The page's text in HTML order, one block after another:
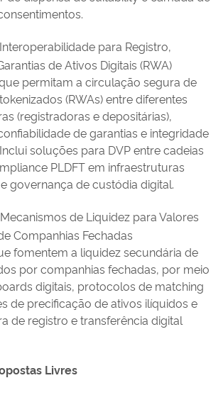
para Registro,
de Ativos Digitais (RWA)
permitam a circulação segura de
(RWAs) entre diferentes
(registradoras e depositárias),
de garantias e integridade
soluções para DVP entre cadeias
PLDFT em infraestruturas
governança de custódia digital.
de Liquidez para Valores
Companhias Fechadas
fomentem a liquidez secundária de
por companhias fechadas, por meio
digitais, protocolos de matching
de precificação de ativos ilíquidos e
de registro e transferência digital
Livres